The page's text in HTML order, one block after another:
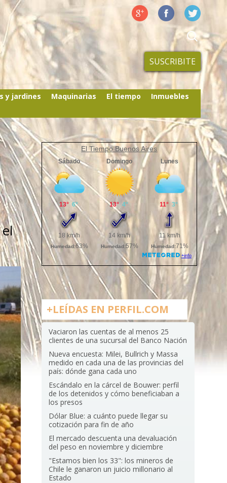
SUSCRIBITE
y jardines Maquinarias El tiempo
Inmuebles
El Tiempo Buenos Aires
+LEÍDAS EN PERFIL.COM
Vaciaron las cuentas de al menos 25
clientes de una sucursal del Banco Nación
Nueva encuesta: Milei, Bullrich y Massa
medido en cada una de las provincias del
país: dónde gana cada uno
Escándalo en la cárcel de Bouwer: perfil
de los detenidos y cómo beneficiaban a
los presos
Dólar Blue: a cuánto puede llegar su
cotización para fin de año
El mercado descuenta una devaluación
del peso en noviembre y diciembre
"Estamos bien los 33": los mineros de
Chile le ganaron un juicio millonario al
Estado